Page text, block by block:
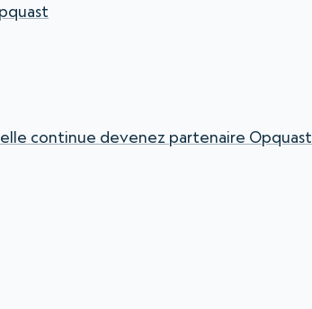
continue devenez partenaire Opquast